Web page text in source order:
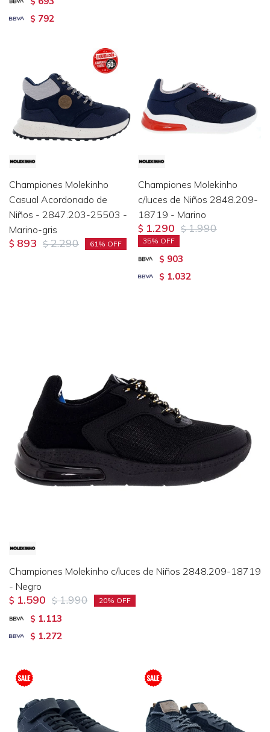
$ 792
Championes Molekinho
Casual Acordonado de
Niños - 2847.203-25503 -
Marino-gris
$ 893 $ 2.290 61
Championes Molekinho
c/luces de Niños 2848.209-
18719 - Marino
$ 1.290 $ 1.990
35
$ 903
$ 1.032
Championes Molekinho c/luces de Niños 2848.209-18719
- Negro
$ 1.590 $ 1.990 20
$ 1.113
$ 1.272